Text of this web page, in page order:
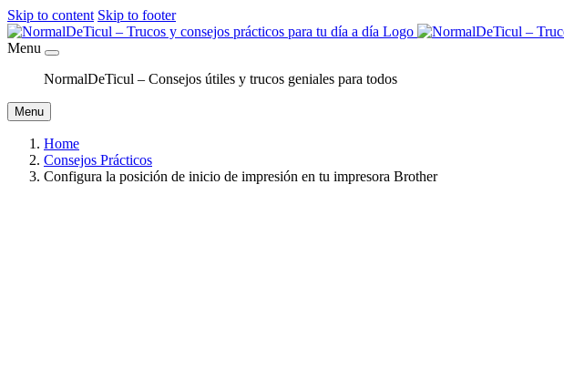
Skip to content Skip to footer
Menu
NormalDeTicul – Consejos útiles y trucos geniales para todos
Menu
Home
Consejos Prácticos
Configura la posición de inicio de impresión en tu impresora Brother